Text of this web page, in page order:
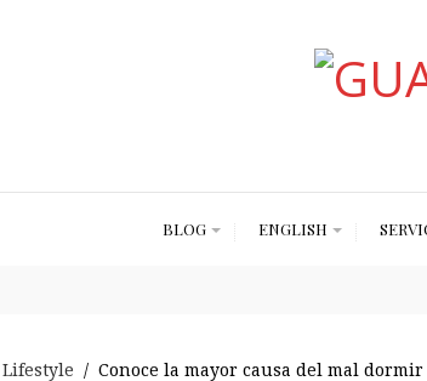
BLOG ENGLISH
Lifestyle / Conoce la mayor causa del mal